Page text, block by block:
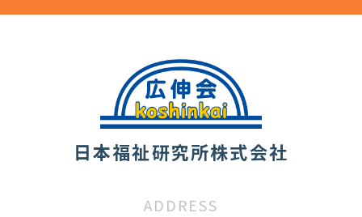
日本福祉研究所株式会社
ADDRESS